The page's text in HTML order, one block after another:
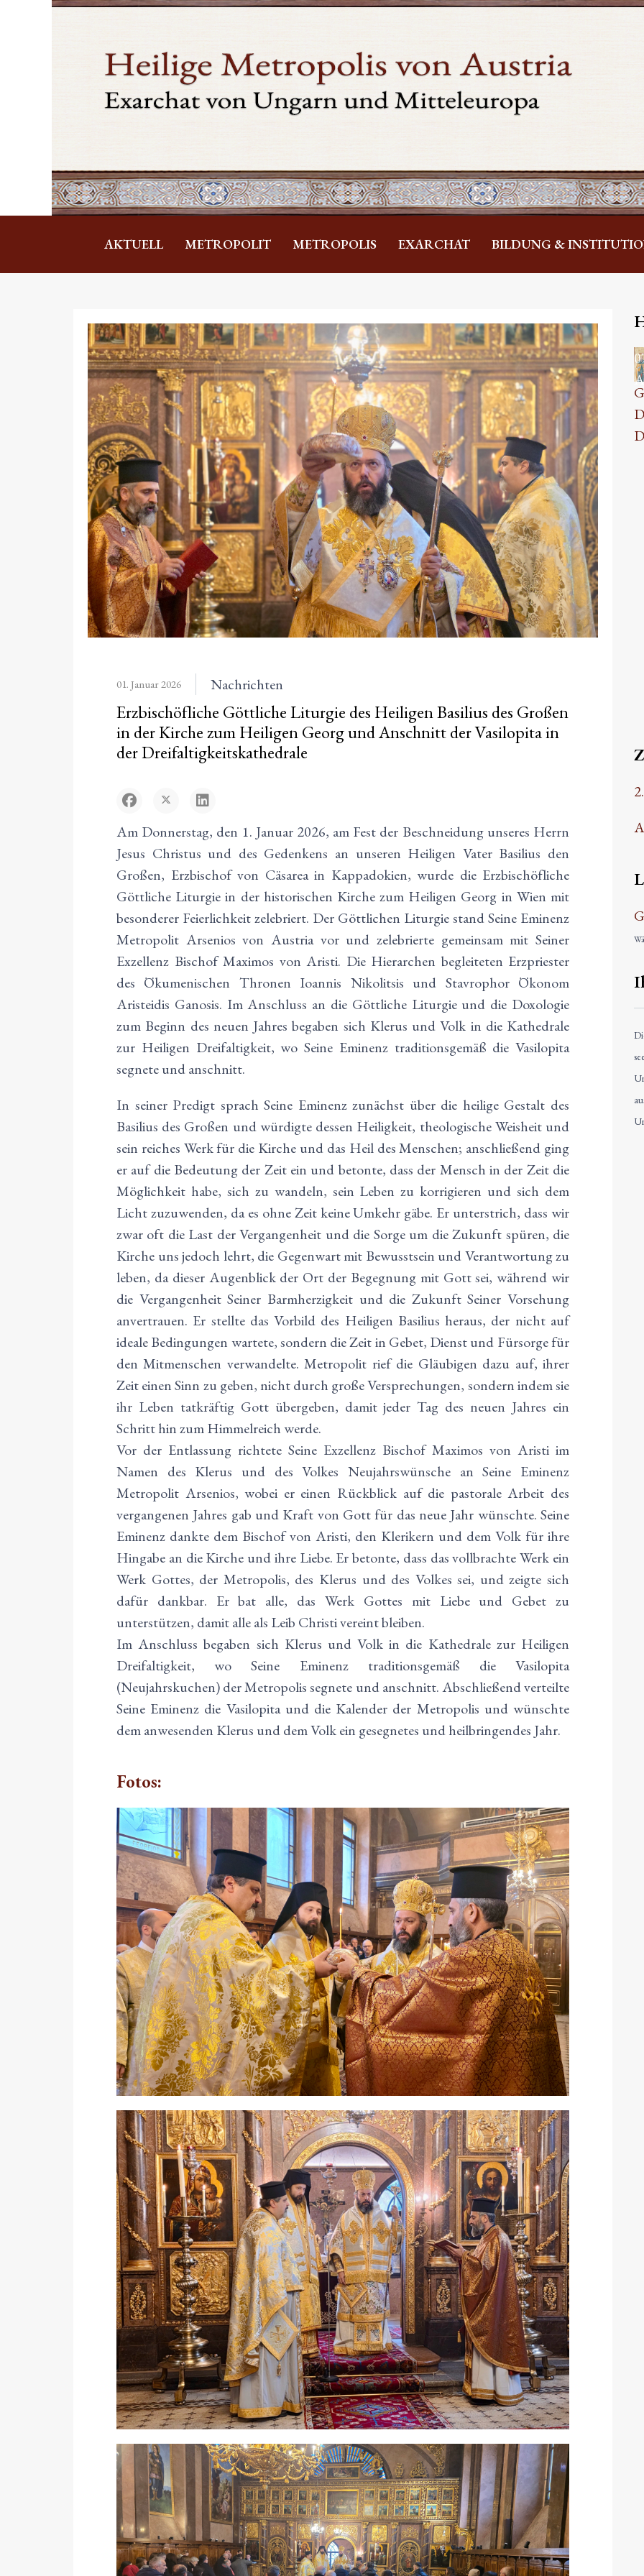
AKTUELL METROPOLIT METROPOLIS EXARCHAT BILDUNG &
01. Januar 2026 Nachrichten
Erzbischöfliche Göttliche Liturgie des Heiligen Basilius des Großen
in der Kirche zum Heiligen Georg und Anschnitt der Vasilopita in
der Dreifaltigkeitskathedrale
Am Donnerstag, den 1. Januar 2026, am Fest der Beschneidung unseres Herrn
Jesus Christus und des Gedenkens an unseren Heiligen Vater Basilius den
Großen, Erzbischof von Cäsarea in Kappadokien, wurde die Erzbischöfliche
Göttliche Liturgie in der historischen Kirche zum Heiligen Georg in Wien mit
besonderer Feierlichkeit zelebriert. Der Göttlichen Liturgie stand Seine Eminenz
Metropolit Arsenios von Austria vor und zelebrierte gemeinsam mit Seiner
Exzellenz Bischof Maximos von Aristi. Die Hierarchen begleiteten Erzpriester
des Ökumenischen Thronen Ioannis Nikolitsis und Stavrophor Ökonom
Aristeidis Ganosis. Im Anschluss an die Göttliche Liturgie und die Doxologie
zum Beginn des neuen Jahres begaben sich Klerus und Volk in die Kathedrale
zur Heiligen Dreifaltigkeit, wo Seine Eminenz traditionsgemäß die Vasilopita
segnete und anschnitt.
In seiner Predigt sprach Seine Eminenz zunächst über die heilige Gestalt des
Basilius des Großen und würdigte dessen Heiligkeit, theologische Weisheit und
sein reiches Werk für die Kirche und das Heil des Menschen; anschließend ging
er auf die Bedeutung der Zeit ein und betonte, dass der Mensch in der Zeit die
Möglichkeit habe, sich zu wandeln, sein Leben zu korrigieren und sich dem
Licht zuzuwenden, da es ohne Zeit keine Umkehr gäbe. Er unterstrich, dass wir
zwar oft die Last der Vergangenheit und die Sorge um die Zukunft spüren, die
Kirche uns jedoch lehrt, die Gegenwart mit Bewusstsein und Verantwortung zu
leben, da dieser Augenblick der Ort der Begegnung mit Gott sei, während wir
die Vergangenheit Seiner Barmherzigkeit und die Zukunft Seiner Vorsehung
anvertrauen. Er stellte das Vorbild des Heiligen Basilius heraus, der nicht auf
ideale Bedingungen wartete, sondern die Zeit in Gebet, Dienst und Fürsorge für
den Mitmenschen verwandelte. Metropolit rief die Gläubigen dazu auf, ihrer
Zeit einen Sinn zu geben, nicht durch große Versprechungen, sondern indem sie
ihr Leben tatkräftig Gott übergeben, damit jeder Tag des neuen Jahres ein
Schritt hin zum Himmelreich werde.
Vor der Entlassung richtete Seine Exzellenz Bischof Maximos von Aristi im
Namen des Klerus und des Volkes Neujahrswünsche an Seine Eminenz
Metropolit Arsenios, wobei er einen Rückblick auf die pastorale Arbeit des
vergangenen Jahres gab und Kraft von Gott für das neue Jahr wünschte. Seine
Eminenz dankte dem Bischof von Aristi, den Klerikern und dem Volk für ihre
Hingabe an die Kirche und ihre Liebe. Er betonte, dass das vollbrachte Werk ein
Werk Gottes, der Metropolis, des Klerus und des Volkes sei, und zeigte sich
dafür dankbar. Er bat alle, das Werk Gottes mit Liebe und Gebet zu
unterstützen, damit alle als Leib Christi vereint bleiben.
Im Anschluss begaben sich Klerus und Volk in die Kathedrale zur Heiligen
Dreifaltigkeit, wo Seine Eminenz traditionsgemäß die Vasilopita
(Neujahrskuchen) der Metropolis segnete und anschnitt. Abschließend verteilte
Seine Eminenz die Vasilopita und die Kalender der Metropolis und wünschte
dem anwesenden Klerus und dem Volk ein gesegnetes und heilbringendes Jahr.
Fotos: